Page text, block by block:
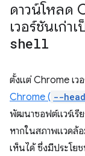
ดาวน์โหลด
เวอร์ชันเก่า
shell
ตั้งแต่ Chrome เว
Chrome ( --
พัฒนาซอฟต์แวร์เรี
หากในสภาพแวดล้
เห็นได้ ซึ่งมีประโย